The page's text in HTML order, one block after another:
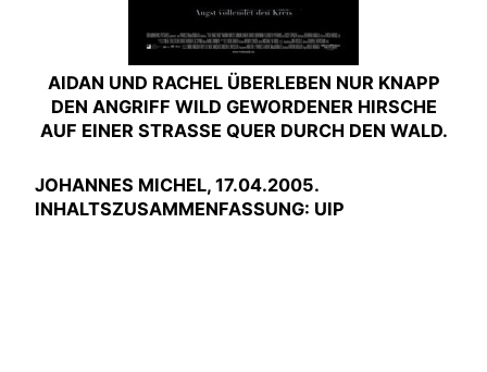
AIDAN UND RACHEL ÜBERLEBEN NUR KNAPP
DEN ANGRIFF WILD GEWORDENER HIRSCHE
AUF EINER STRASSE QUER DURCH DEN WALD.
JOHANNES MICHEL, 17.04.2005.
INHALTSZUSAMMENFASSUNG: UIP